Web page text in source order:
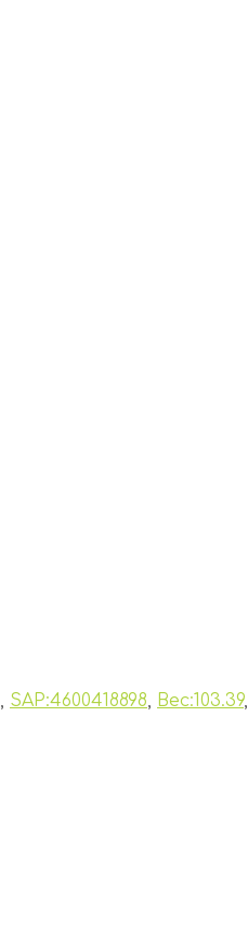
, SAP:4600418898, Вес:103.39,